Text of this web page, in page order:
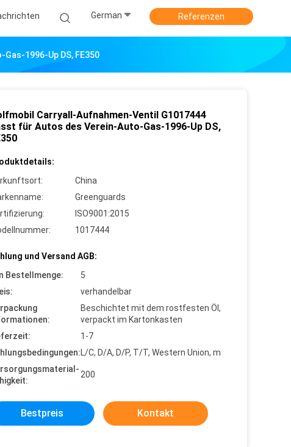
German Referenzen
1996-Up DS, FE350
Carryall-Aufnahmen-Ventil G1017444
für Autos des Verein-Auto-Gas-1996-Up DS,
China
Greenguards
ISO9001:2015
1017444
und Versand AGB:
Bestellmenge:
5
verhandelbar
Beschichtet mit dem rostfesten Öl,
verpackt im Kartonkasten
1-7
L/C, D/A, D/P, T/T, Western Union, m
200
Bestpreis Kontakt